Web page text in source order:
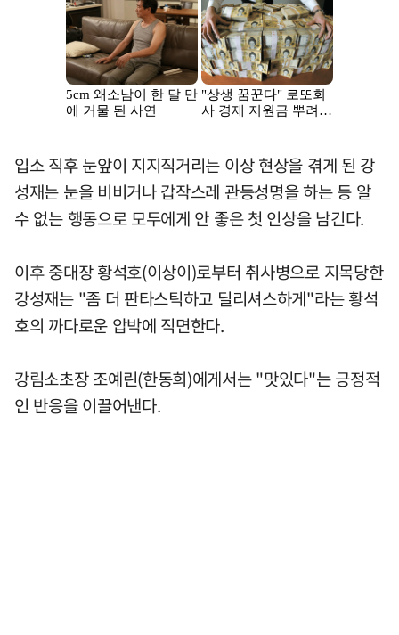
입소 직후 눈앞이 지지직거리는 이상 현상을 겪게 된 강
성재는 눈을 비비거나 갑작스레 관등성명을 하는 등 알
수 없는 행동으로 모두에게 안 좋은 첫 인상을 남긴다.
이후 중대장 황석호(이상이)로부터 취사병으로 지목당한
강성재는 "좀 더 판타스틱하고 딜리셔스하게"라는 황석
호의 까다로운 압박에 직면한다.
강림소초장 조예린(한동희)에게서는 "맛있다"는 긍정적
인 반응을 이끌어낸다.